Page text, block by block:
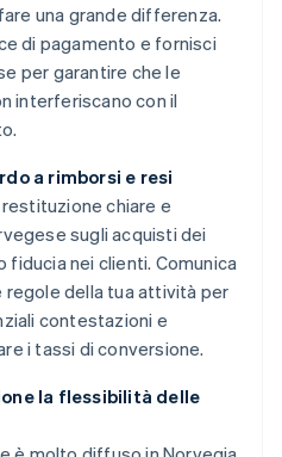
una grande differenza.
di pagamento e fornisci
per garantire che le
interferiscano con il
a rimborsi e resi
chiare e
sugli acquisti dei
nei clienti. Comunica
della tua attività per
contestazioni e
i tassi di conversione.
la flessibilità delle